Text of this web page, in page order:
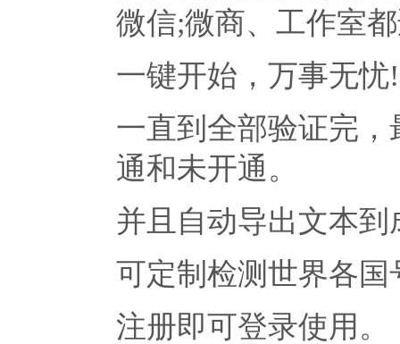
微信;微商、工作室
一键开始，万事无忧!
一直到全部验证完
通和未开通。
并且自动导出文本到
可定制检测世界各国
注册即可登录使用。